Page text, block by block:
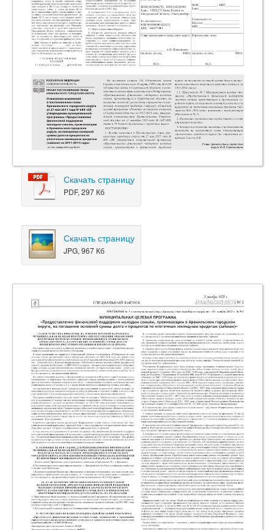
Скачать страницу
PDF, 297 Кб
Скачать страницу
JPG, 967 Кб